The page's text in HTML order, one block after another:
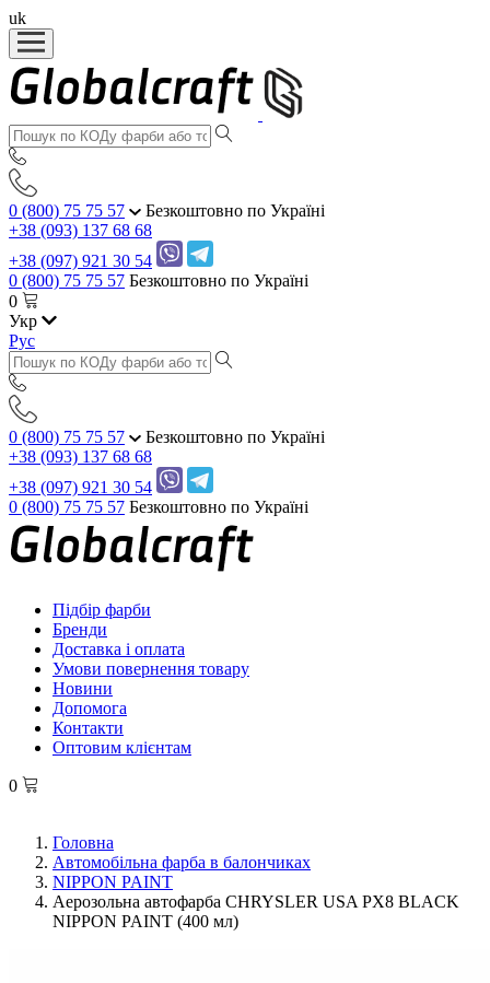
uk
0 (800) 75 75 57
Безкоштовно по Україні
+38 (093) 137 68 68
+38 (097) 921 30 54
0 (800) 75 75 57 Безкоштовно по Україні
0
Укр
Рус
0 (800) 75 75 57
Безкоштовно по Україні
+38 (093) 137 68 68
+38 (097) 921 30 54
0 (800) 75 75 57 Безкоштовно по Україні
Підбір фарби
Бренди
Доставка і оплата
Умови повернення товару
Новини
Допомога
Контакти
Оптовим клієнтам
0
Головна
Автомобільна фарба в балончиках
NIPPON PAINT
Аерозольна автофарба CHRYSLER USA PX8 BLACK
NIPPON PAINT (400 мл)